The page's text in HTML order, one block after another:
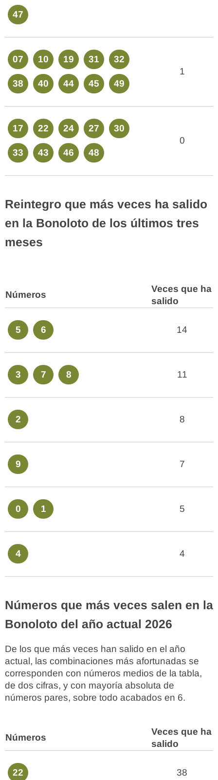
47
07 10 19 31 32
38 40 44 45 49
1
17 22 24 27 30
33 43 46 48
0
Reintegro que más veces ha salido
en la Bonoloto de los últimos tres
meses
Números
Veces que ha
salido
5 6 14
3 7 8 11
2 8
9 7
0 1 5
4 4
Números que más veces salen en la
Bonoloto del año actual 2026
De los que más veces han salido en el año
actual, las combinaciones más afortunadas se
corresponden con números medios de la tabla,
de dos cifras, y con mayoría absoluta de
números pares, sobre todo acabados en 6.
Números
Veces que ha
salido
22 38